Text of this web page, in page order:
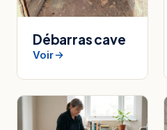
Débarras cave
Voir